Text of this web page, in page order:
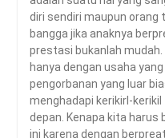
berdampak di
Rambipuji
Abhipraya Dies
SMAN Rambipuji
diri sendiri maupun orang
bangga jika anaknya
prestasi bukanlah
hanya dengan usaha
pengorbanan yang luar
menghadapi kerikirl-
depan. Kenapa kita harus
ini karena dengan